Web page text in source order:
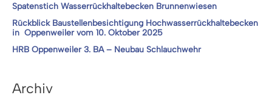
Spatenstich Wasserrückhaltebecken Brunnenwiesen
Rückblick Baustellenbesichtigung Hochwasserrückhaltebecken
in Oppenweiler vom 10. Oktober 2025
HRB Oppenweiler 3. BA – Neubau Schlauchwehr
Archiv